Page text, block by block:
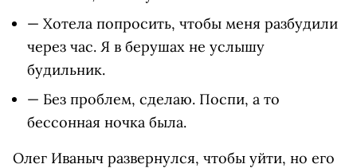
— Хотела попросить, чтобы меня разбудили
через час. Я в берушах не услышу
будильник.
— Без проблем, сделаю. Поспи, а то
бессонная ночка была.
Олег Иваныч развернулся, чтобы уйти, но его